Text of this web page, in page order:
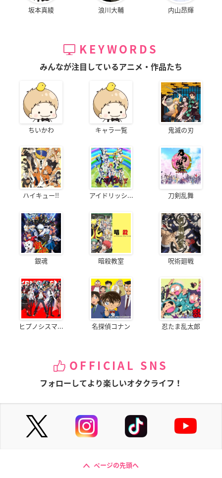
坂本真綾 浪川大輔 内山昂輝
KEYWORDS
みんなが注目しているアニメ・作品たち
ちいかわ キャラ一覧 鬼滅の刃
ハイキュー!! アイドリッシ... 刀剣乱舞
銀魂 暗殺教室 呪術廻戦
ヒプノシスマ... 名探偵コナン 忍たま乱太郎
OFFICIAL SNS
フォローしてより楽しいオタクライフ！
ページの先頭へ